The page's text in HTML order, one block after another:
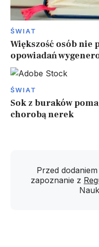
ŚWIAT
Większość osób nie
opowiadań
ŚWIAT
Sok z buraków
chorobą nerek
Przed
zapoznanie z